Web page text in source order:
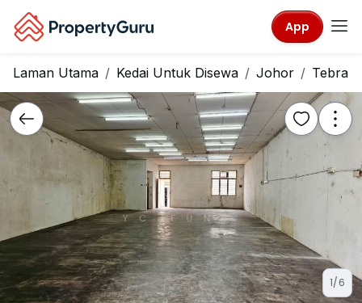
App
Laman Utama Kedai Untuk Disewa Johor Tebrau
1/6